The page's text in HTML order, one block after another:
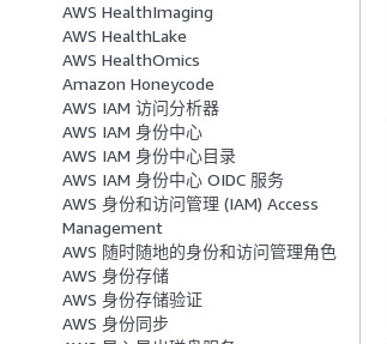
AWS HealthImaging
AWS HealthLake
AWS HealthOmics
Amazon Honeycode
AWS IAM 访问分析器
AWS IAM 身份中心
AWS IAM 身份中心目录
AWS IAM 身份中心 OIDC 服务
AWS 身份和访问管理 (IAM) Access
Management
AWS 随时随地的身份和访问管理角色
AWS 身份存储
AWS 身份存储验证
AWS 身份同步